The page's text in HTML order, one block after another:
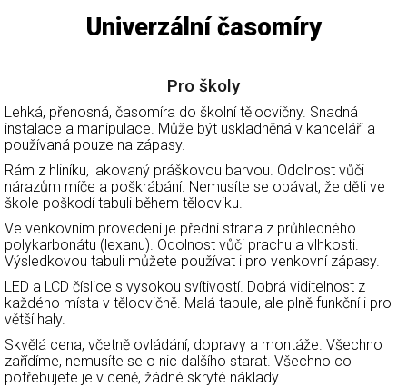
Univerzální časomíry
Pro školy
Lehká, přenosná, časomíra do školní tělocvičny. Snadná
instalace a manipulace. Může být uskladněná v kanceláři a
používaná pouze na zápasy.
Rám z hliníku, lakovaný práškovou barvou. Odolnost vůči
nárazům míče a poškrábání. Nemusíte se obávat, že děti ve
škole poškodí tabuli během tělocviku.
Ve venkovním provedení je přední strana z průhledného
polykarbonátu (lexanu). Odolnost vůči prachu a vlhkosti.
Výsledkovou tabuli můžete používat i pro venkovní zápasy.
LED a LCD číslice s vysokou svítivostí. Dobrá viditelnost z
každého místa v tělocvičně. Malá tabule, ale plně funkční i pro
větší haly.
Skvělá cena, včetně ovládání, dopravy a montáže. Všechno
zařídíme, nemusíte se o nic dalšího starat. Všechno co
potřebujete je v ceně, žádné skryté náklady.